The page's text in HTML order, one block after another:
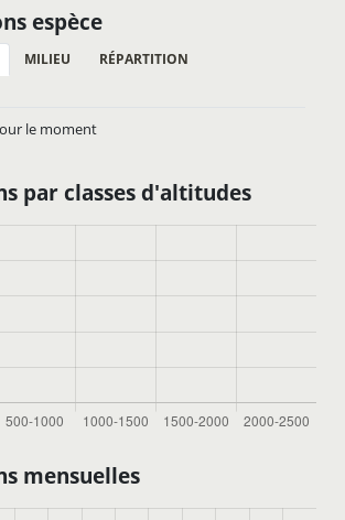
espèce
MILIEU
RÉPARTITION
le moment
par classes d'altitudes
mensuelles